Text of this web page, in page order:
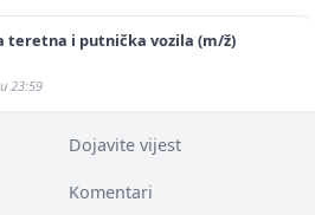
teretna i putnička vozila (m/ž)
23:59
Dojavite vijest
Komentari